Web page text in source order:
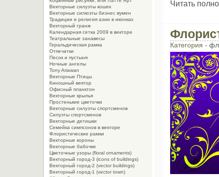
Читать
Категория -
Векторные силуэты кошек
Векторные силюэты бизнес вумен
Традиции и религия азии в иконках
Векторный гранж
Календарная сетка 2009 в векторе
Театральные занавесы
Геральдическая рамка
Отпечатки
Песок и пустыня
Ночные ангелы
Tony Ariawan
Векторные Птицы
Киношный вектор
Офисный планктон
Векторные крылья
Простенькие цветочки
Векторные силуэты спортсменов
Силуэты спортсменов
Векторные детишки
Семейка симпсонов в векторе
Флористические рамки
Векторные короны
Векторные бабочки
Цветочные узоры (floral ornaments)
Векторный город-3 (icons of buildings)
Векторный город-2 (vector buildings)
Векторный город-1 (vector town)